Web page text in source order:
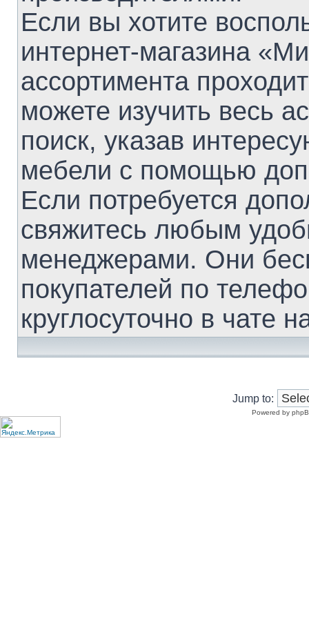
Если вы хотите
интернет-магазина
ассортимента
можете изучить весь
поиск, указав
мебели с помощью
Если потребуется
свяжитесь любым
менеджерами. Они
покупателей по
круглосуточно в чате
Jump to:
Powered by